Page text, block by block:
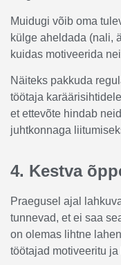
Muidugi võib oma
külge aheldada (nali,
kuidas motiveerida
Näiteks pakkuda
töötaja
et ettevõte hindab
juhtkonnaga
4. Kestva
Praegusel ajal
tunnevad, et ei saa
on olemas lihtne
töötajad motiveeritu